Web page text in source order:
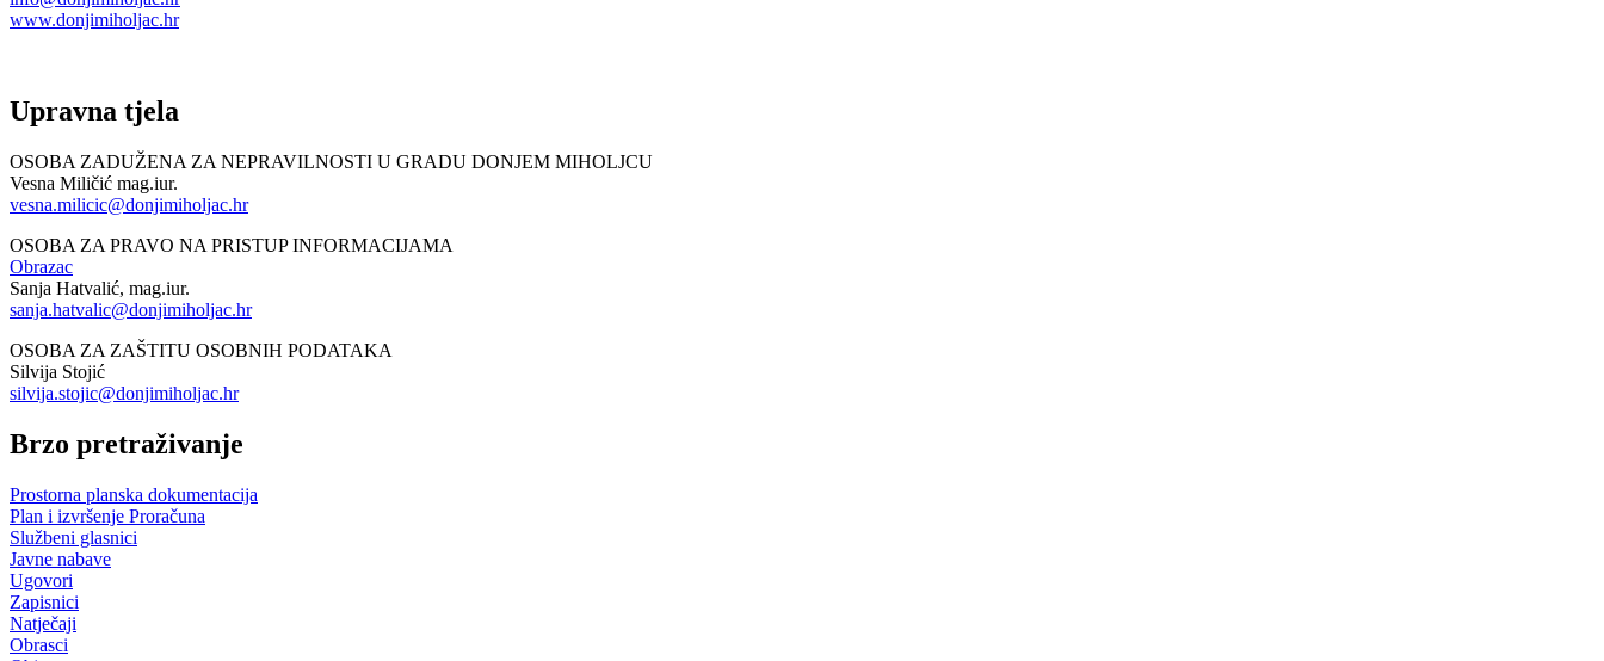
www.donjimiholjac.hr
Upravna tjela
OSOBA ZADUŽENA ZA NEPRAVILNOSTI U GRADU DONJEM MIHOLJCU
Vesna Miličić mag.iur.
vesna.milicic@donjimiholjac.hr
OSOBA ZA PRAVO NA PRISTUP INFORMACIJAMA
Obrazac
Sanja Hatvalić, mag.iur.
sanja.hatvalic@donjimiholjac.hr
OSOBA ZA ZAŠTITU OSOBNIH PODATAKA
Silvija Stojić
silvija.stojic@donjimiholjac.hr
Brzo pretraživanje
Prostorna planska dokumentacija
Plan i izvršenje Proračuna
Službeni glasnici
Javne nabave
Ugovori
Zapisnici
Natječaji
Obrasci